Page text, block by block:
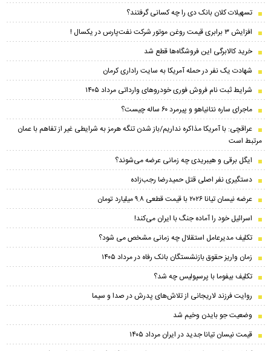
تسهیلات کلان بانک دی را چه کسانی گرفتند؟
افزایش ۳ برابری قیمت روغن موتور شرکت نفت‌پارس در یکسال !
خرید کالابرگی این فروشگاه‌ها قطع شد
شهادت یک نفر در حمله آمریکا به سایت راداری کرمان
شرایط ثبت نام فروش فوری خودرو‌های وارداتی مرداد ۱۴۰۵
ماجرای ساره نتانیاهو و پیرمرد ۶۰ ساله چیست؟
عراقچی: با آمریکا مذاکره نداریم/باز شدن تنگه هرمز به شرایطی غیر از تفاهم با عمان
مرتبط است
ایگل برقی و هیبریدی چه زمانی عرضه می‌شوند؟
دستگیری نفر اصلی قتل حمیدرضا رجب‌زاده
عرضه نیسان تیانا ۲۰۲۶ با قیمت قطعی ۹.۸ میلیارد تومان
اسرائیل خود را آماده جنگ با ایران می‌کند!
تکلیف مدیرعامل استقلال چه زمانی مشخص می شود؟
زمان واریز حقوق بازنشستگان بانک رفاه در مرداد ۱۴۰۵
تکلیف بیفوما با پرسپولیس چه شد؟
روایت فرزند لاریجانی از تلاش‌های پدرش در صدا و سیما
وضعیت جو بایدن وخیم شد
قیمت نیسان تیانا جدید در ایران مرداد ۱۴۰۵